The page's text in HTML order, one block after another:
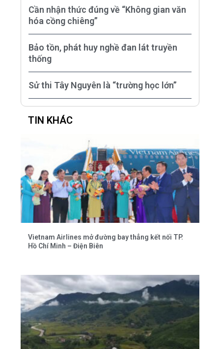
Cần nhận thức đúng về “Không gian văn
hóa cồng chiêng”
Bảo tồn, phát huy nghề đan lát truyền
thống
Sử thi Tây Nguyên là “trường học lớn”
TIN KHÁC
Vietnam Airlines mở đường bay thẳng kết nối TP.
Hồ Chí Minh – Điện Biên